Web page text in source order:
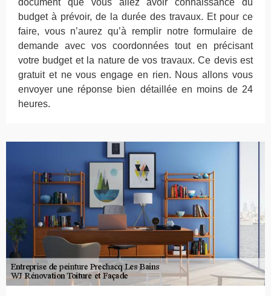
document que vous allez avoir connaissance du
budget à prévoir, de la durée des travaux. Et pour ce
faire, vous n’aurez qu’à remplir notre formulaire de
demande avec vos coordonnées tout en précisant
votre budget et la nature de vos travaux. Ce devis est
gratuit et ne vous engage en rien. Nous allons vous
envoyer une réponse bien détaillée en moins de 24
heures.